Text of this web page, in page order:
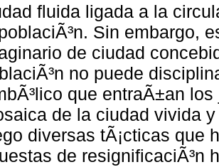
fluida ligada a la
Sin embargo,
de ciudad
no puede
que entraÃ±an
de la ciudad vivida
diversas tÃ¡cticas que
de resignificaciÃ³n